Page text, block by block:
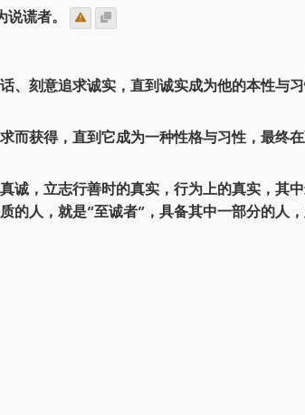
谎者。
刻意追求诚实，直到诚实成为他的本性与
获得，直到它成为一种性格与习性，最终
，立志行善时的真实，行为上的真实，其
人，就是“至诚者”，具备其中一部分的人，